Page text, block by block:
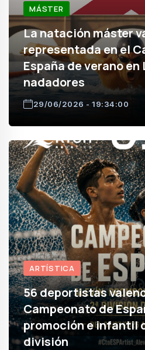
MÁSTER
La natación máster
representada en el
España de verano en
nadadores
29/06/2026 - 19:34:00
ARTÍSTICA
56 deportistas
Campeonato de
promoción e infantil
división